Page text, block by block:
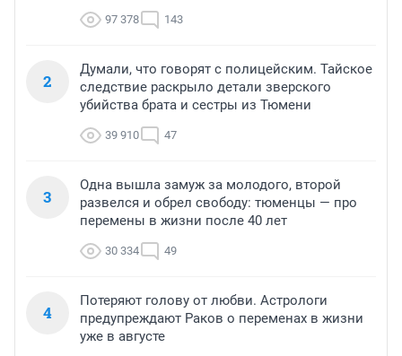
97 378 143
2
Думали, что говорят с полицейским. Тайское
следствие раскрыло детали зверского
убийства брата и сестры из Тюмени
39 910 47
3
Одна вышла замуж за молодого, второй
развелся и обрел свободу: тюменцы — про
перемены в жизни после 40 лет
30 334 49
4
Потеряют голову от любви. Астрологи
предупреждают Раков о переменах в жизни
уже в августе